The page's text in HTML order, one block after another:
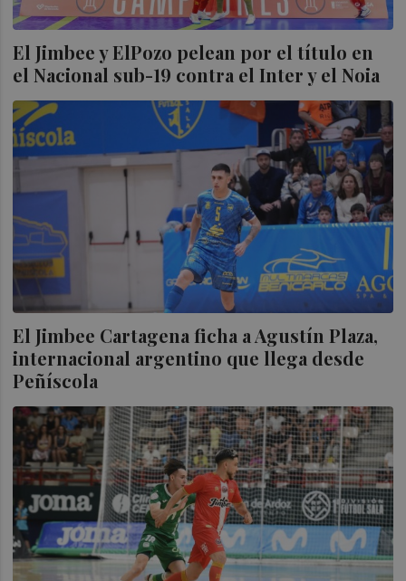
El Jimbee y ElPozo pelean por el título en
el Nacional sub-19 contra el Inter y el Noia
El Jimbee Cartagena ficha a Agustín Plaza,
internacional argentino que llega desde
Peñíscola